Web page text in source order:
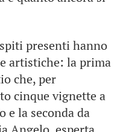
presenti hanno
artistiche: la prima
che, per
cinque vignette a
e la seconda da